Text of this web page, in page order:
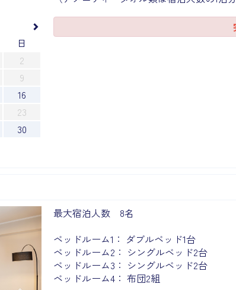
日
2
9
16
23
30
Next
最大宿泊人数 8名
ベッドルーム1： ダブルベッド1台
ベッドルーム2： シングルベッド2台
ベッドルーム3： シングルベッド2台
ベッドルーム4： 布団2組